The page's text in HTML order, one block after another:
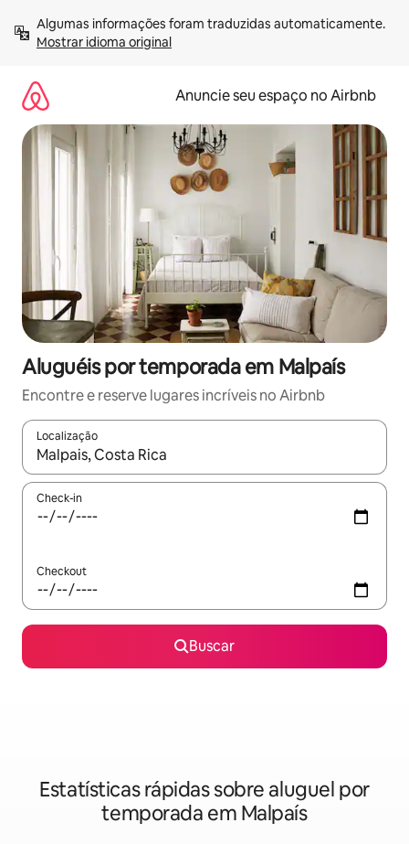
para
Mostrar idioma original
Anuncie seu espaço no Airbnb
Aluguéis por temporada em Malpaís
Encontre e reserve lugares incríveis no Airbnb
Localização
Quando os resultados estiverem disponíveis, explore-os
Check-in
Checkout
Buscar
Estatísticas rápidas sobre aluguel por
temporada em Malpaís